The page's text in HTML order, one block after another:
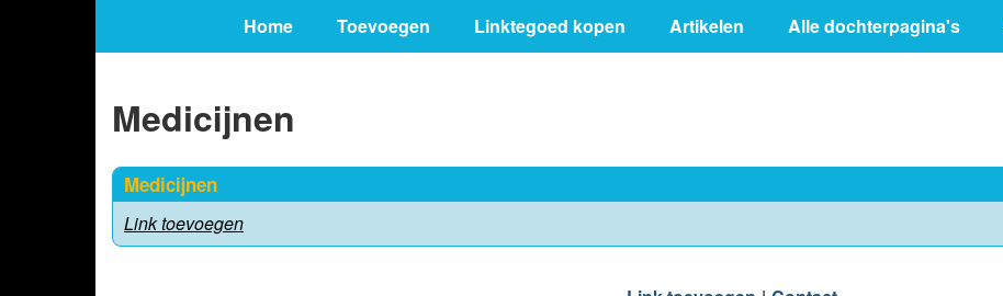
Home Toevoegen Linktegoed kopen Artikelen Alle dochterpagina's
Medicijnen
Medicijnen
Link toevoegen